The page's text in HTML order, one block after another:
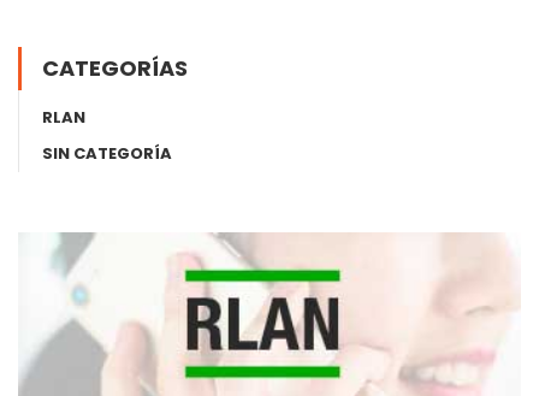
CATEGORÍAS
RLAN
SIN CATEGORÍA